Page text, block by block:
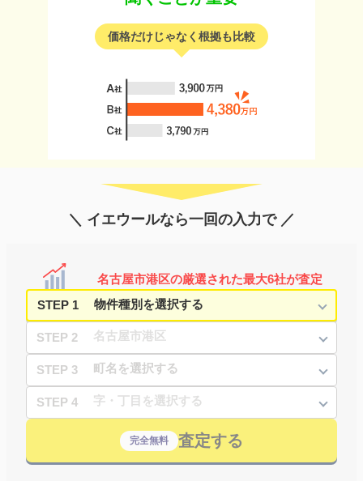
価格だけじゃなく根拠も比較
＼ イエウールなら一回の入力で ／
名古屋市港区の厳選された最大6社が査定
STEP 1
STEP 2
STEP 3
STEP 4
完全無料 査定する